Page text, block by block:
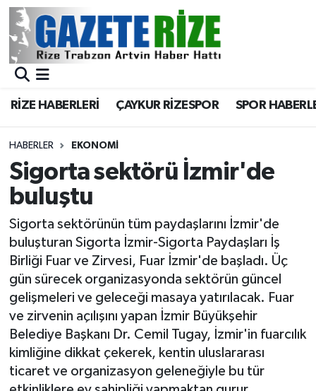
RİZE HABERLERİ ÇAYKUR RİZESPOR SPOR
HABERLER EKONOMİ
Sigorta sektörü İzmir'de
buluştu
Sigorta sektörünün tüm paydaşlarını İzmir'de
buluşturan Sigorta İzmir-Sigorta Paydaşları İş
Birliği Fuar ve Zirvesi, Fuar İzmir'de başladı. Üç
gün sürecek organizasyonda sektörün güncel
gelişmeleri ve geleceği masaya yatırılacak. Fuar
ve zirvenin açılışını yapan İzmir Büyükşehir
Belediye Başkanı Dr. Cemil Tugay, İzmir'in fuarcılık
kimliğine dikkat çekerek, kentin uluslararası
ticaret ve organizasyon geleneğiyle bu tür
BÖLGEMİZ
Asayiş
Rize Jandarma Komutanlığı
Bilim Teknoloji
Advertising news
Canlı Maç
ÇEVRE
Dış Haberler
Merkez Nöbetçi Eczaneler
Merkez Trafik Yoğunluk Haritası
Süper Lig Puan Durumu ve Fikstür
Tüm Manşetler
Son Dakika Haberleri
Haber Arşivi